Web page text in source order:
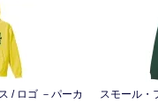
/ ロゴ －パーカ
スモール・